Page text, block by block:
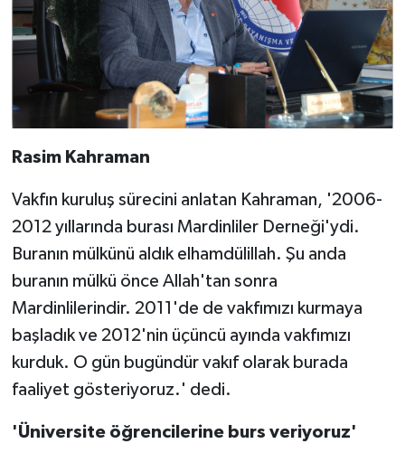
Rasim Kahraman
Vakfın kuruluş sürecini anlatan Kahraman, '2006-
2012 yıllarında burası Mardinliler Derneği'ydi.
Buranın mülkünü aldık elhamdülillah. Şu anda
buranın mülkü önce Allah'tan sonra
Mardinlilerindir. 2011'de de vakfımızı kurmaya
başladık ve 2012'nin üçüncü ayında vakfımızı
kurduk. O gün bugündür vakıf olarak burada
faaliyet gösteriyoruz.' dedi.
'Üniversite öğrencilerine burs veriyoruz'